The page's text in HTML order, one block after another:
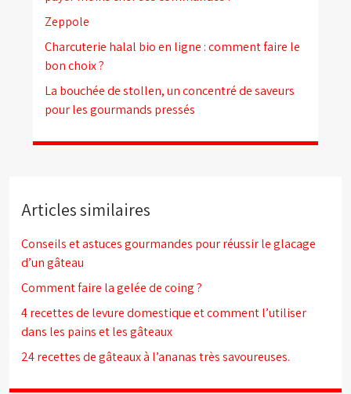
Zeppole
Charcuterie halal bio en ligne : comment faire le
bon choix ?
La bouchée de stollen, un concentré de saveurs
pour les gourmands pressés
Articles similaires
Conseils et astuces gourmandes pour réussir le glacage
d’un gâteau
Comment faire la gelée de coing ?
4 recettes de levure domestique et comment l’utiliser
dans les pains et les gâteaux
24 recettes de gâteaux à l’ananas très savoureuses.